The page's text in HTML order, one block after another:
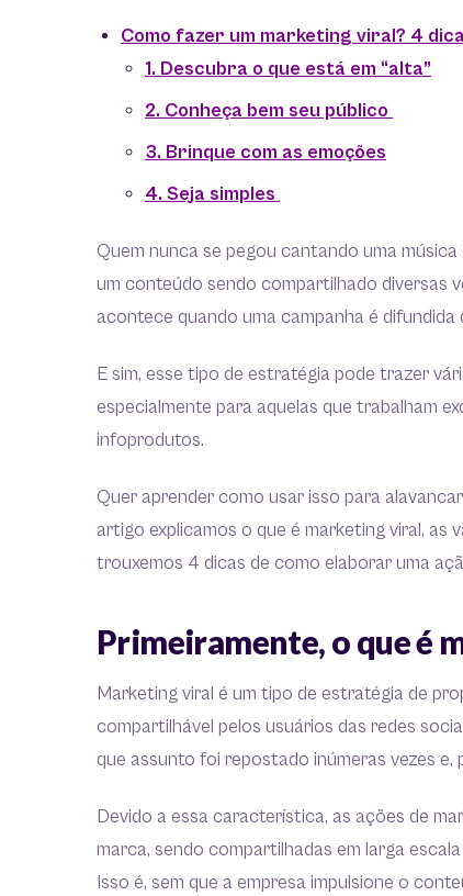
Como fazer um marketing viral? 4
1. Descubra o que está em “alta”
2. Conheça bem seu público
3. Brinque com as emoções
4. Seja simples
Quem nunca se pegou cantando uma
um conteúdo sendo compartilhado diversas
acontece quando uma campanha é
E sim, esse tipo de estratégia pode trazer
especialmente para aquelas que trabalham
infoprodutos.
Quer aprender como usar isso para
artigo explicamos o que é marketing viral, as
trouxemos 4 dicas de como elaborar uma
Primeiramente, o que é
Marketing viral é um tipo de estratégia de
compartilhável pelos usuários das redes
que assunto foi repostado inúmeras vezes
Devido a essa característica, as ações de
marca, sendo compartilhadas em larga
Isso é, sem que a empresa impulsione o